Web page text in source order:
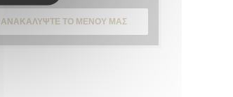
ΑΝΑΚΑΛΎΨΤΕ ΤΟ ΜΕΝΟΎ ΜΑΣ